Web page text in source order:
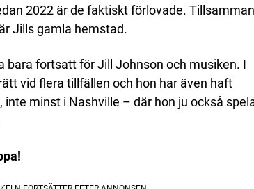
2022 är de faktiskt förlovade.
Jills gamla hemstad.
bara fortsatt för Jill Johnson och musiken. I
vid flera tillfällen och hon har även haft
minst i Nashville – där hon ju också